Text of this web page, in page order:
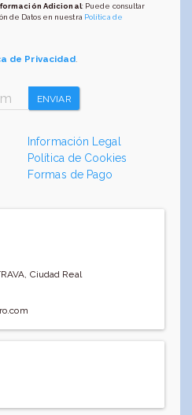
Adicional: Puede consultar
de Datos en nuestra Política de
de Privacidad.
ENVIAR
Información Legal
Política de Cookies
Formas de Pago
, Ciudad Real